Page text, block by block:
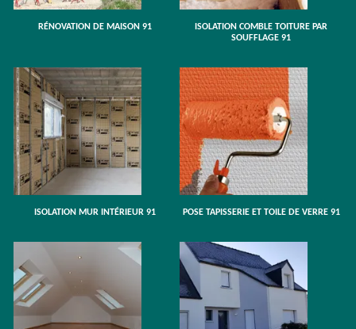
RÉNOVATION DE MAISON 91
ISOLATION COMBLE TOITURE PAR
SOUFFLAGE 91
ISOLATION MUR INTÉRIEUR 91 POSE TAPISSERIE ET TOILE DE VERRE 91